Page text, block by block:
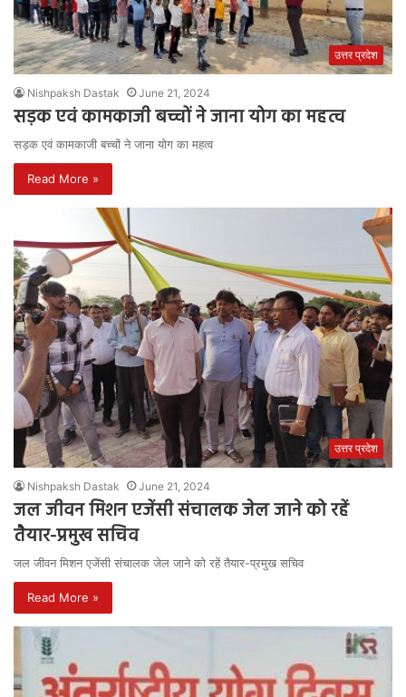
उत्तर प्रदेश
Nishpaksh Dastak June 21, 2024
सड़क एवं कामकाजी बच्चों ने जाना योग का महत्व
सड़क एवं कामकाजी बच्चों ने जाना योग का महत्व
Read More »
उत्तर प्रदेश
Nishpaksh Dastak June 21, 2024
जल जीवन मिशन एजेंसी संचालक जेल जाने को रहें
तैयार-प्रमुख सचिव
जल जीवन मिशन एजेंसी संचालक जेल जाने को रहें तैयार-प्रमुख सचिव
Read More »